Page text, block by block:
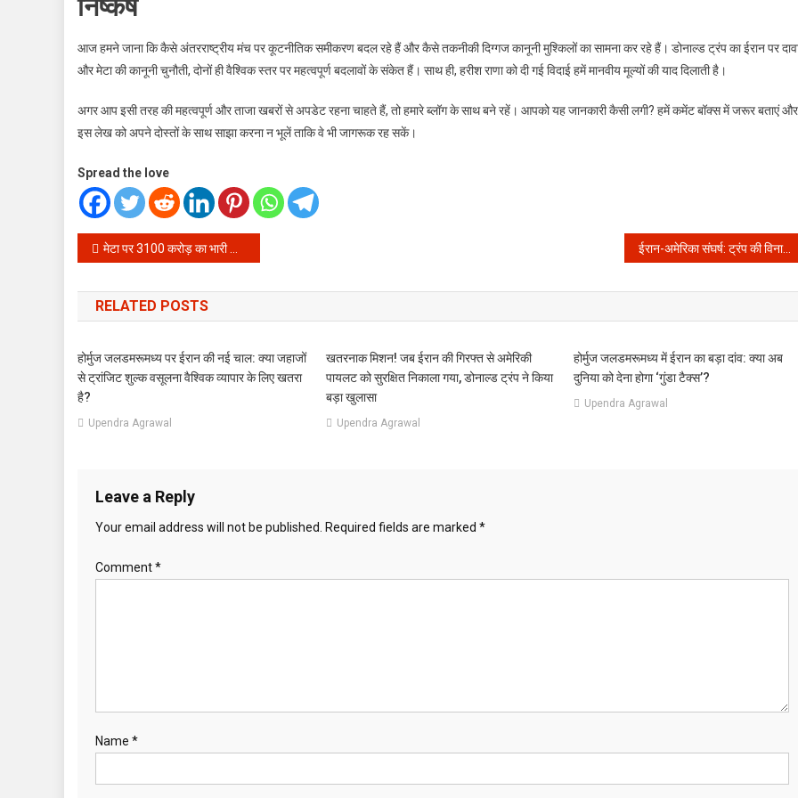
निष्कर्ष
आज हमने जाना कि कैसे अंतरराष्ट्रीय मंच पर कूटनीतिक समीकरण बदल रहे हैं और कैसे तकनीकी दिग्गज कानूनी मुश्किलों का सामना कर रहे हैं। डोनाल्ड ट्रंप का ईरान पर
और मेटा की कानूनी चुनौती, दोनों ही वैश्विक स्तर पर महत्वपूर्ण बदलावों के संकेत हैं। साथ ही, हरीश राणा को दी गई विदाई हमें मानवीय मूल्यों की याद दिलाती है।
अगर आप इसी तरह की महत्वपूर्ण और ताजा खबरों से अपडेट रहना चाहते हैं, तो हमारे ब्लॉग के साथ बने रहें। आपको यह जानकारी कैसी लगी? हमें कमेंट बॉक्स में जरूर बताएं और
इस लेख को अपने दोस्तों के साथ साझा करना न भूलें ताकि वे भी जागरूक रह सकें।
Spread the love
Post
navigation
मेटा पर 3100 करोड़ का भारी जुर्माना: बच्चों के मानसिक स्वास्थ्य के साथ खिलवाड़ करने पर कोर्ट ने सुनाई सख्त सजा ईरान-अमेरिका संघर्ष: ट्रंप की विनाशकारी धमकियों और शांति के दावों के पीछे क्या है असली खेल?
RELATED POSTS
होर्मुज जलडमरूमध्य पर ईरान की नई चाल: क्या जहाजों
से ट्रांजिट शुल्क वसूलना वैश्विक व्यापार के लिए खतरा
है?
Upendra Agrawal
खतरनाक मिशन! जब ईरान की गिरफ्त से अमेरिकी
पायलट को सुरक्षित निकाला गया, डोनाल्ड ट्रंप ने किया
बड़ा खुलासा
Upendra Agrawal
होर्मुज जलडमरूमध्य में ईरान का बड़ा दांव: क्या अब
दुनिया को देना होगा ‘गुंडा टैक्स’?
Upendra Agrawal
Leave a Reply
Your email address will not be published. Required fields are marked *
Comment*
Name *